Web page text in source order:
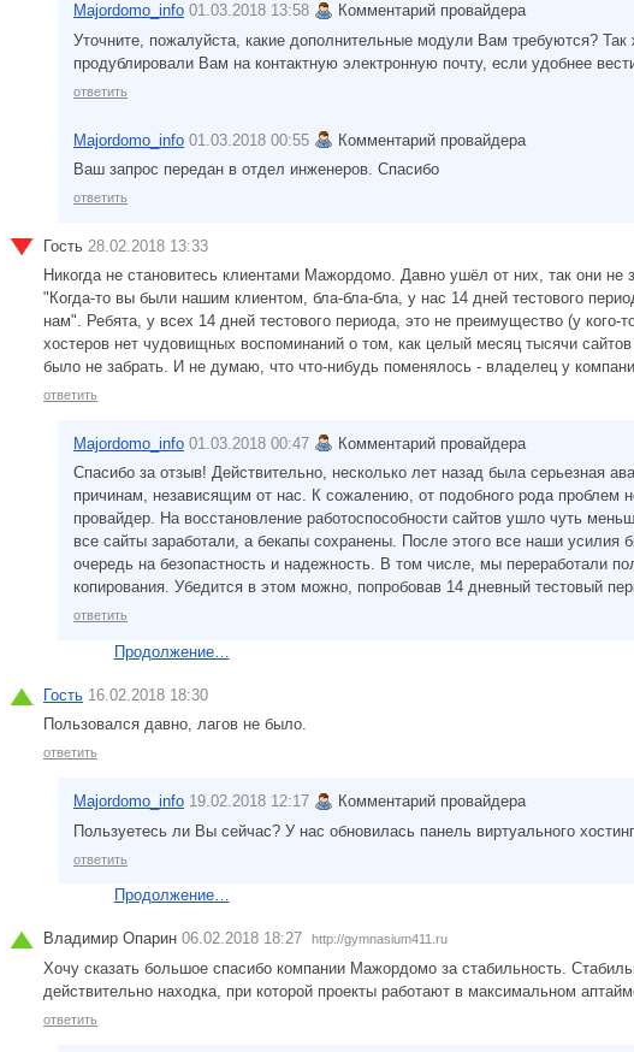
Majordomo_info 01.03.2018 13:58
Комментарий провайдера
Уточните, пожалуйста, какие дополнительные модули Вам требуются?
продублировали Вам на контактную электронную почту, если удобнее
ответить
Majordomo_info 01.03.2018 00:55
Комментарий провайдера
Ваш запрос передан в отдел инженеров. Спасибо
ответить
Гость 28.02.2018 13:33
Никогда не становитесь клиентами Мажордомо. Давно ушёл от них, так они
"Когда-то вы были нашим клиентом, бла-бла-бла, у нас 14 дней тестового
нам". Ребята, у всех 14 дней тестового периода, это не преимущество (у кого-
хостеров нет чудовищных воспоминаний о том, как целый месяц тысячи
было не забрать. И не думаю, что что-нибудь поменялось - владелец у
ответить
Majordomo_info 01.03.2018 00:47
Комментарий провайдера
Спасибо за отзыв! Действительно, несколько лет назад была серьезная
причинам, независящим от нас. К сожалению, от подобного рода проблем
провайдер. На восстановление работоспособности сайтов ушло чуть
все сайты заработали, а бекапы сохранены. После этого все наши усилия
очередь на безопастность и надежность. В том числе, мы переработали
копирования. Убедится в этом можно, попробовав 14 дневный тестовый
ответить
Продолжение…
Гость 16.02.2018 18:30
Пользовался давно, лагов не было.
ответить
Majordomo_info 19.02.2018 12:17
Комментарий провайдера
Пользуетесь ли Вы сейчас? У нас обновилась панель виртуального
ответить
Продолжение…
Владимир Опарин 06.02.2018 18:27 http://gymnasium411.ru
Хочу сказать большое спасибо компании Мажордомо за стабильность.
действительно находка, при которой проекты работают в максимальном
ответить